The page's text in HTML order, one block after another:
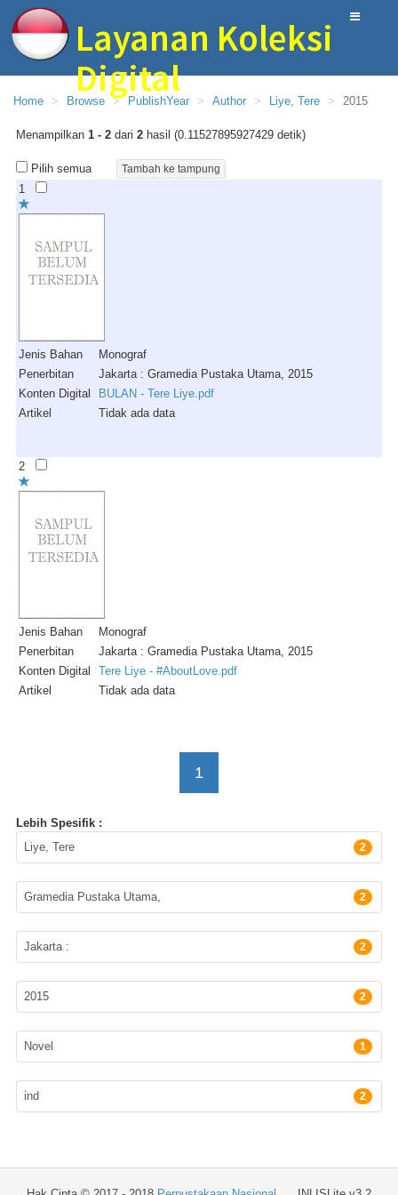
Layanan Koleksi
Digital
Home Browse PublishYear Author Liye, Tere 2015
Menampilkan 1 - 2 dari 2 hasil (0.11527895927429 detik)
Pilih semua
1
Jenis Bahan
Monograf
Penerbitan
Jakarta : Gramedia Pustaka Utama, 2015
Konten Digital
BULAN - Tere Liye.pdf
Artikel
Tidak ada data
2
Jenis Bahan
Monograf
Penerbitan
Jakarta : Gramedia Pustaka Utama, 2015
Konten Digital
Tere Liye - #AboutLove.pdf
Artikel
Tidak ada data
1
Lebih Spesifik :
Pengarang
Liye, Tere 2
Penerbit
Gramedia Pustaka Utama, 2
Lokasi Terbitan
Jakarta : 2
Tahun Terbit
2015 2
Subyek
Novel 1
Bahasa
ind 2